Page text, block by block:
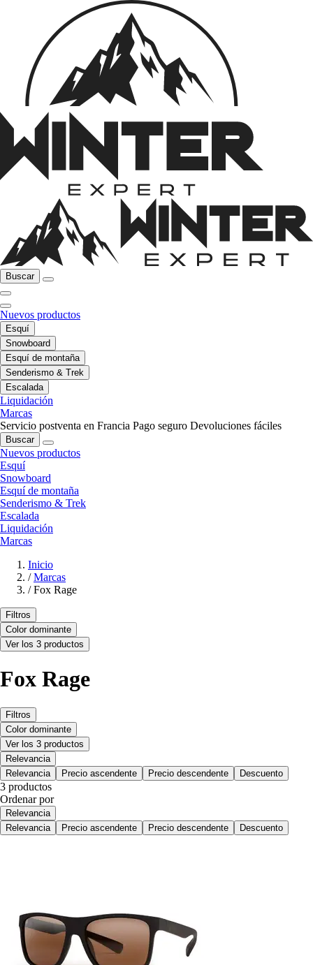
Buscar
Nuevos productos
Esquí
Snowboard
Esquí de montaña
Senderismo & Trek
Escalada
Liquidación
Marcas
Servicio postventa en Francia Pago seguro Devoluciones fáciles
Buscar
Nuevos productos
Esquí
Snowboard
Esquí de montaña
Senderismo & Trek
Escalada
Liquidación
Marcas
Inicio
/ Marcas
/ Fox Rage
Filtros
Color dominante
Ver los 3 productos
Fox Rage
Filtros
Color dominante
Ver los 3 productos
Relevancia
Relevancia
Precio ascendente Precio descendente Descuento
3 productos
Ordenar por
Relevancia
Relevancia
Precio ascendente Precio descendente Descuento